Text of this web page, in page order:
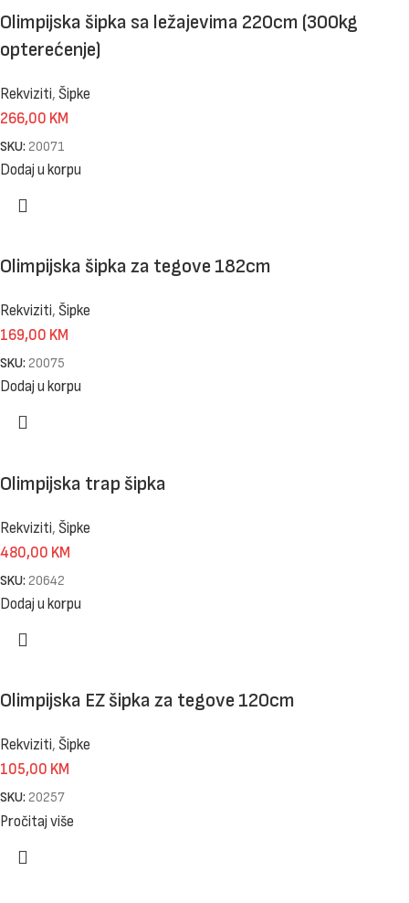
Olimpijska šipka sa ležajevima 220cm (300kg
opterećenje)
Rekviziti, Šipke
266,00 KM
SKU: 20071
Dodaj u korpu
Olimpijska šipka za tegove 182cm
Rekviziti, Šipke
169,00 KM
SKU: 20075
Dodaj u korpu
Olimpijska trap šipka
Rekviziti, Šipke
480,00 KM
SKU: 20642
Dodaj u korpu
Olimpijska EZ šipka za tegove 120cm
Rekviziti, Šipke
105,00 KM
SKU: 20257
Pročitaj više